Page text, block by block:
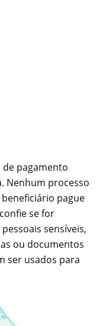
de pagamento
Nenhum processo
pague
se for
sensíveis,
ou documentos
ser usados para